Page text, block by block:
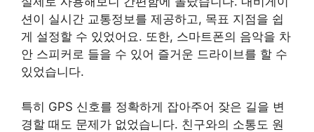
션이 실시간 교통정보를 제공하고, 목표 지점을 쉽
게 설정할 수 있었어요. 또한, 스마트폰의 음악을 차
안 스피커로 들을 수 있어 즐거운 드라이브를 할 수
있었습니다.
특히 GPS 신호를 정확하게 잡아주어 잦은 길을 변
경할 때도 문제가 없었습니다. 친구와의 소통도 원